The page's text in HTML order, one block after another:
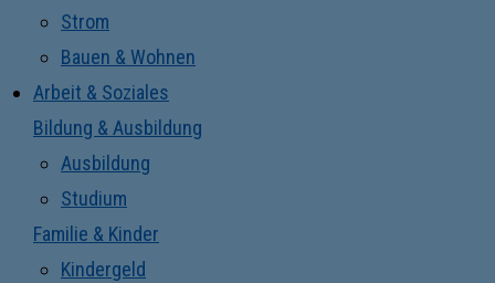
Strom
Bauen & Wohnen
Arbeit & Soziales
Bildung & Ausbildung
Ausbildung
Studium
Familie & Kinder
Kindergeld